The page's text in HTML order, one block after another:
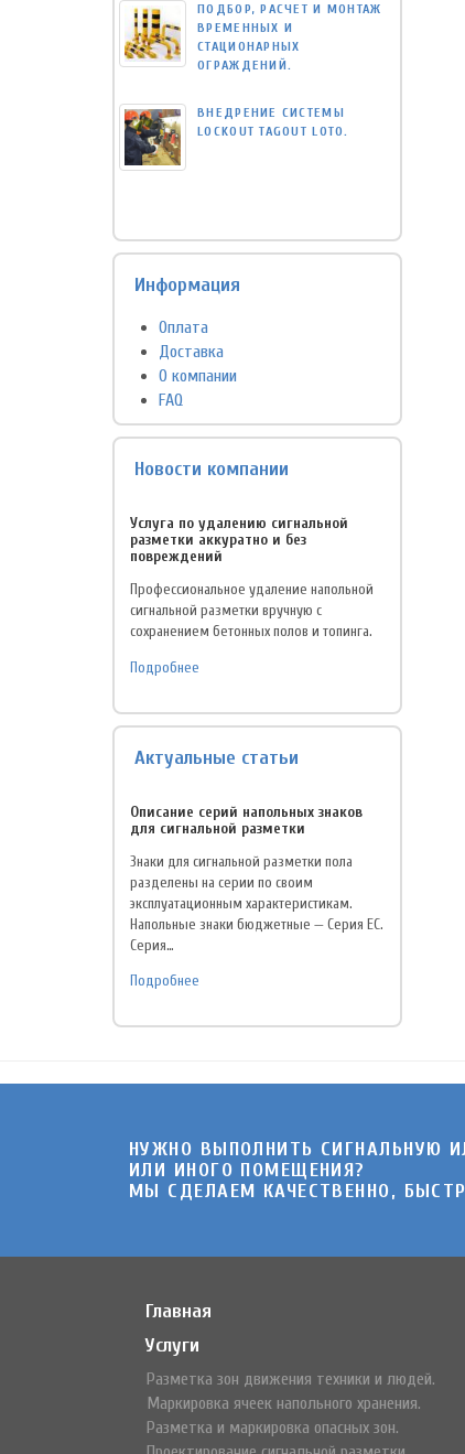
ПОДБОР, РАСЧЕТ И МОНТАЖ
ВРЕМЕННЫХ И
СТАЦИОНАРНЫХ
ОГРАЖДЕНИЙ.
ВНЕДРЕНИЕ СИСТЕМЫ
LOCKOUT TAGOUT LOTO.
Информация
Оплата
Доставка
О компании
FAQ
Новости компании
Услуга по удалению сигнальной
разметки аккуратно и без
повреждений
Профессиональное удаление напольной
сигнальной разметки вручную с
сохранением бетонных полов и топинга.
Подробнее
Актуальные статьи
Описание серий напольных знаков
для сигнальной разметки
Знаки для сигнальной разметки пола
разделены на серии по своим
эксплуатационным характеристикам.
Напольные знаки бюджетные — Серия EC.
Серия…
Подробнее
НУЖНО ВЫПОЛНИТЬ СИГНАЛЬНУЮ
ИЛИ ИНОГО ПОМЕЩЕНИЯ?
МЫ СДЕЛАЕМ КАЧЕСТВЕННО,
Главная
Услуги
Разметка зон движения техники и людей.
Маркировка ячеек напольного хранения.
Разметка и маркировка опасных зон.